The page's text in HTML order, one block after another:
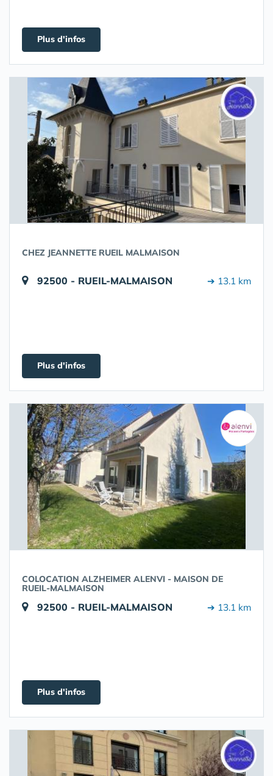
Plus d'infos
CHEZ JEANNETTE RUEIL MALMAISON
92500 - RUEIL-MALMAISON ➔ 13.1 km
Plus d'infos
COLOCATION ALZHEIMER ALENVI - MAISON DE
RUEIL-MALMAISON
92500 - RUEIL-MALMAISON ➔ 13.1 km
Plus d'infos